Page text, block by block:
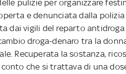
pulizie per organizzare
e denunciata dalla polizia
dai vigili del reparto antidroga
droga-denaro tra la
Recuperata la sostanza,
che si trattava di una